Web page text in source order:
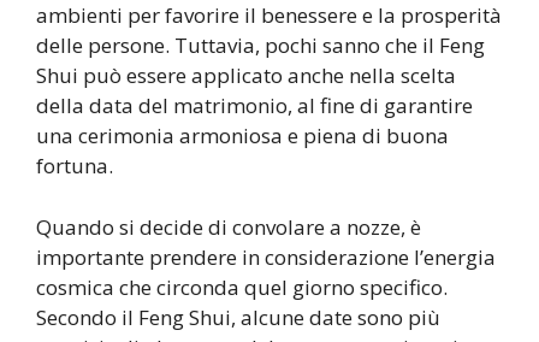
ambienti per favorire il benessere e la prosperità
delle persone. Tuttavia, pochi sanno che il Feng
Shui può essere applicato anche nella scelta
della data del matrimonio, al fine di garantire
una cerimonia armoniosa e piena di buona
fortuna.
Quando si decide di convolare a nozze, è
importante prendere in considerazione l’energia
cosmica che circonda quel giorno specifico.
Secondo il Feng Shui, alcune date sono più